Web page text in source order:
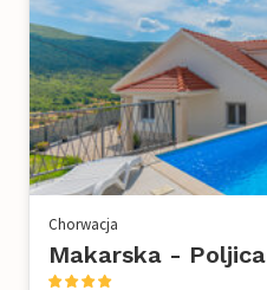
Chorwacja
Makarska - Poljica